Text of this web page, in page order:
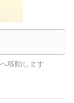
移動します